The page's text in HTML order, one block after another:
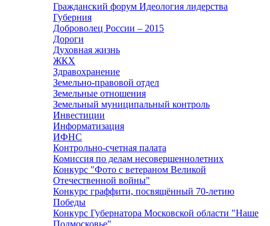
Гражданский форум Идеология лидерства
Губерния
Доброволец России – 2015
Дороги
Духовная жизнь
ЖКХ
Здравохранение
Земельно-правовой отдел
Земельные отношения
Земельный муниципальный контроль
Инвестиции
Информатизация
ИФНС
Контрольно-счетная палата
Комиссия по делам несовершеннолетних
Конкурс "Фото с ветераном Великой
Отечественной войны"
Конкурс граффити, посвящённый 70-летию
Победы
Конкурс Губернатора Московской области "Наше
Подмосковье"